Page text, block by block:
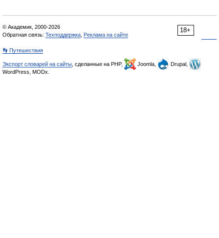
18+
© Академик, 2000-2026
Обратная связь: Техподдержка Реклама на сайте
👣 Путешествия
Экспорт словарей на сайты , сделанные на PHP, Joomla,
Drupal,
WordPress, MODx.